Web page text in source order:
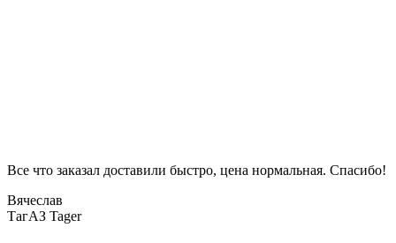
Все что заказал доставили быстро, цена нормальная. Спасибо!
Вячеслав
ТагАЗ Tager